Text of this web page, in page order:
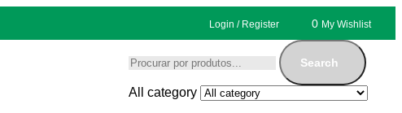
Login / Register 0 My Wishlist
Search
All category